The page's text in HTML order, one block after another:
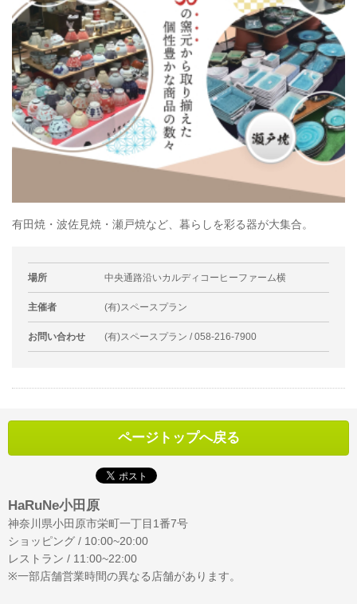
有田焼・波佐見焼・瀬戸焼など、暮らしを彩る器が大集合。
場所 中央通路沿いカルディコーヒーファーム横
主催者 (有)スペースプラン
お問い合わせ (有)スペースプラン / 058-216-7900
ページトップへ戻る
HaRuNe小田原
神奈川県小田原市栄町一丁目1番7号
ショッピング / 10:00~20:00
レストラン / 11:00~22:00
※一部店舗営業時間の異なる店舗があります。